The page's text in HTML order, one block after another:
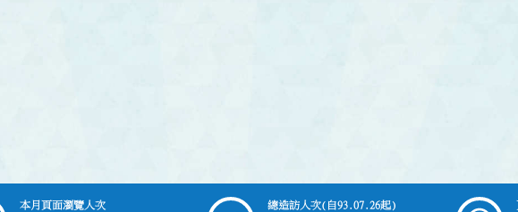
本月頁面瀏覽人次 總造訪人次(自93.07.26起)